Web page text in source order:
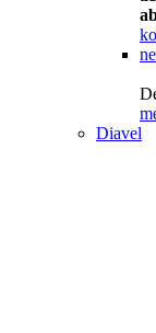
Diavel